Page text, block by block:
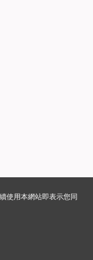
使用本網站即表示您同